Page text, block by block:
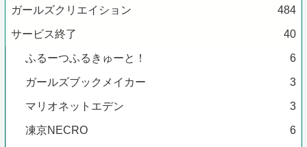
ガールズクリエイション 484
サービス終了 40
ふるーつふるきゅーと！ 6
ガールズブックメイカー 3
マリオネットエデン 3
凍京NECRO 6